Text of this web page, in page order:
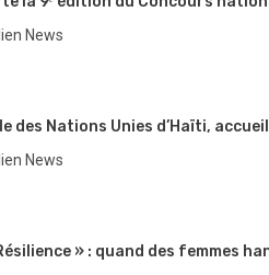
News
des Nations Unies d’Haïti,
News
» : quand des femmes